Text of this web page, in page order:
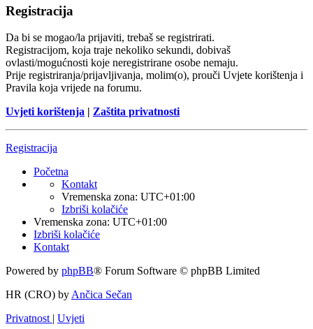
Registracija
Da bi se mogao/la prijaviti, trebaš se registrirati.
Registracijom, koja traje nekoliko sekundi, dobivaš
ovlasti/mogućnosti koje neregistrirane osobe nemaju.
Prije registriranja/prijavljivanja, molim(o), prouči Uvjete korištenja i
Pravila koja vrijede na forumu.
Uvjeti korištenja | Zaštita privatnosti
Registracija
Početna
Kontakt
Vremenska zona: UTC+01:00
Izbriši kolačiće
Vremenska zona: UTC+01:00
Izbriši kolačiće
Kontakt
Powered by phpBB® Forum Software © phpBB Limited
HR (CRO) by Ančica Sečan
Privatnost | Uvjeti